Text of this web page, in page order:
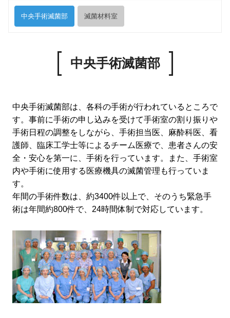
中央手術滅菌部 滅菌材料室
中央手術滅菌部
中央手術滅菌部は、各科の手術が行われているところで
す。事前に手術の申し込みを受けて手術室の割り振りや
手術日程の調整をしながら、手術担当医、麻酔科医、看
護師、臨床工学士等によるチーム医療で、患者さんの安
全・安心を第一に、手術を行っています。また、手術室
内や手術に使用する医療機具の滅菌管理も行っていま
す。
年間の手術件数は、約3400件以上で、そのうち緊急手
術は年間約800件で、24時間体制で対応しています。